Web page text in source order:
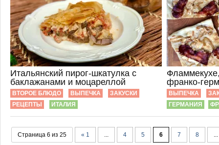
Итальянский пирог-шкатулка с
баклажанами и моцареллой
ВТОРОЕ БЛЮДО ВЫПЕЧКА
ЗАКУСКИ
РЕЦЕПТЫ
ИТАЛИЯ
франко-
ВЫПЕЧКА
ГЕРМАНИЯ
Страница 6 из 25 « 1 ... 4 5 6 7 8 ...